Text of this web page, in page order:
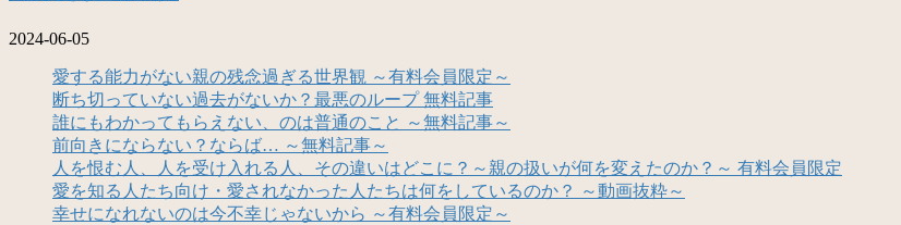
2024-06-05
愛する能力がない親の残念過ぎる世界観 ～有料会員限定～
断ち切っていない過去がないか？最悪のループ 無料記事
誰にもわかってもらえない、のは普通のこと ～無料記事～
前向きにならない？ならば… ～無料記事～
人を恨む人、人を受け入れる人、その違いはどこに？～親の扱いが何を変えたのか？～ 有料会員限定
愛を知る人たち向け・愛されなかった人たちは何をしているのか？ ～動画抜粋～
幸せになれないのは今不幸じゃないから ～有料会員限定～